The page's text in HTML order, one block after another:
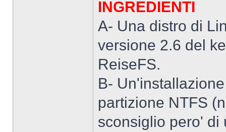
INGREDIENTI
A- Una distro di
versione 2.6 del
ReiseFS.
B-
partizione NTFS
sconsiglio pero' di